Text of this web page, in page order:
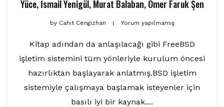
Yüce,İsmail Yenigül,Murat Balaban,Ömer Faruk Şen
byCahit Cengizhan Yorum yapılmamış
Kitap adından da anlaşılacağı gibi FreeBSD
işletim sistemini tüm yönleriyle kurulum öncesi
hazırlıktan başlayarak anlatmış.BSD işletim
sistemiyle çalışmaya başlamak isteyenler için
basılı iyi bir kaynak....